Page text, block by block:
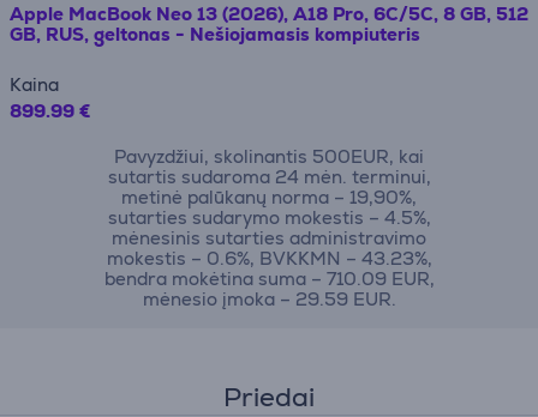
Apple MacBook Neo 13 (2026), A18 Pro, 6C/5C, 8 GB, 512
GB, RUS, geltonas - Nešiojamasis kompiuteris
Kaina
899.99 €
Pavyzdžiui, skolinantis 500EUR, kai
sutartis sudaroma 24 mėn. terminui,
metinė palūkanų norma – 19,90%,
sutarties sudarymo mokestis – 4.5%,
mėnesinis sutarties administravimo
mokestis – 0.6%, BVKKMN – 43.23%,
bendra mokėtina suma – 710.09 EUR,
mėnesio įmoka – 29.59 EUR.
Priedai